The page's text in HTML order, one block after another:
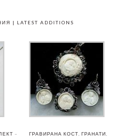
| LATEST ADDITIONS
–
ГРАВИРАНА КОСТ, ГРАНАТИ,